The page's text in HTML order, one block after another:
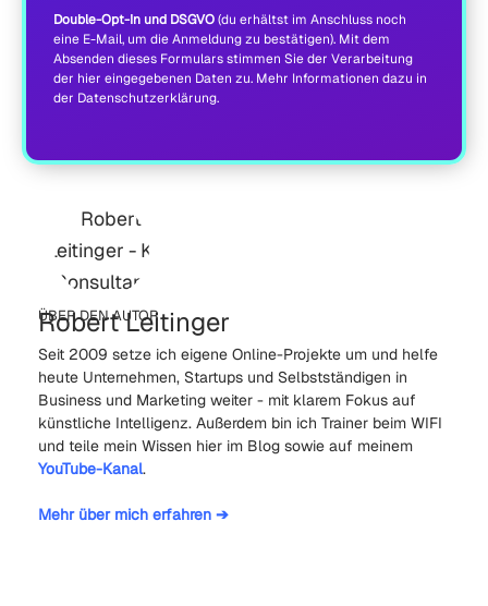
Double-Opt-In und DSGVO(du erhältst im Anschluss noch
eine E-Mail, um die Anmeldung zu bestätigen). Mit dem
Absenden dieses Formulars stimmen Sie der Verarbeitung
der hier eingegebenen Daten zu. Mehr Informationen dazu in
der Datenschutzerklärung.
ÜBER DEN AUTOR
Robert Leitinger
Seit 2009 setze ich eigene Online-Projekte um und helfe
heute Unternehmen, Startups und Selbstständigen in
Business und Marketing weiter - mit klarem Fokus auf
künstliche Intelligenz. Außerdem bin ich Trainer beim WIFI
und teile mein Wissen hier im Blog sowie auf meinem
YouTube-Kanal.
Mehr über mich erfahren ➔